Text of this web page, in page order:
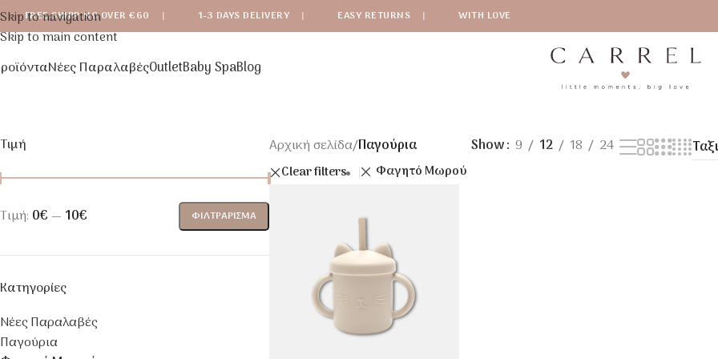
Skip to navigation
Skip to main content
FREE SHIPPING OVER €60 | 1-3 DAYS DELIVERY | EASY RETURNS | WITH LOVE
Νέες ΠαραλαβέςOutletBaby SpaBlog
Τιμή
ΦΙΛΤΡΆΡΙΣΜΑ
Τιμή: 0€— 10€
Κατηγορίες
Νέες Παραλαβές
Παγούρια
Αρχική σελίδα/Παγούρια Show 9 12 18 24
Clear filters Φαγητό Μωρού